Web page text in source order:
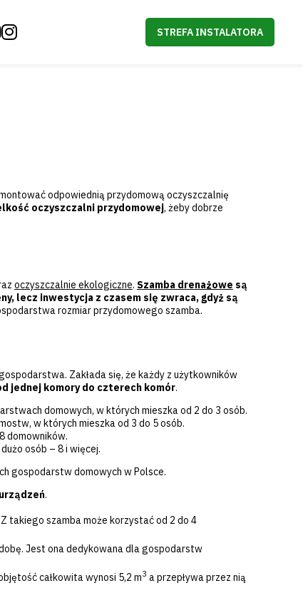
STREFA INSTALATORA
odpowiednią przydomową oczyszczalnię
oczyszczalni przydomowej, żeby dobrze
oczyszczalnie ekologiczne. Szamba drenażowe są
lecz inwestycja z czasem się zwraca, gdyż są
rozmiar przydomowego szamba.
Zakłada się, że każdy z użytkowników
jednej komory do czterech komór.
domowych, w których mieszka od 2 do 3 osób.
w których mieszka od 3 do 5 osób.
domowników.
osób – 8 i więcej.
gospodarstw domowych w Polsce.
.
takiego szamba może korzystać od 2 do 4
Jest ona dedykowana dla gospodarstw
całkowita wynosi 5,2 m3 a przepływa przez nią